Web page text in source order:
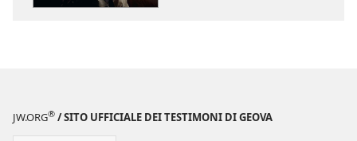
JW.ORG® / SITO UFFICIALE DEI TESTIMONI DI GEOVA